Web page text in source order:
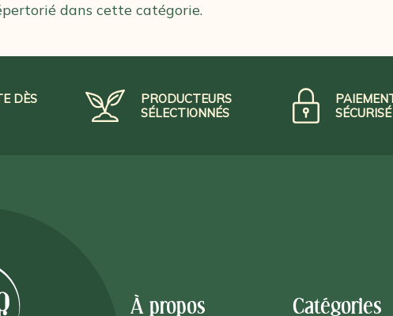
dans cette catégorie.
DÈS
PRODUCTEURS
SÉLECTIONNÉS
SÉCURISÉ
À propos Catégories